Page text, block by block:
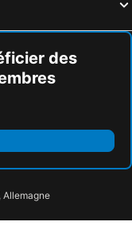
des
Allemagne